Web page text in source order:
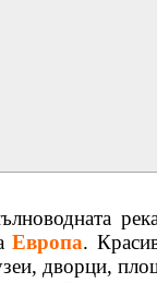
Европа.
дворци,